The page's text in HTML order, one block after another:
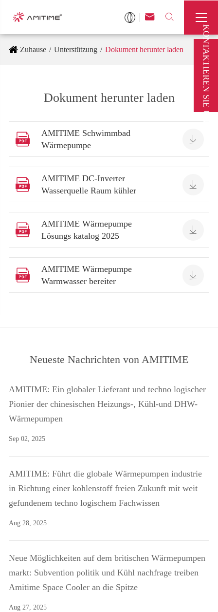
 

Zuhause Unterstützung Dokument herunter laden
Dokument herunter laden

AMITIME Schwimmbad
Wärmepumpe


AMITIME DC-Inverter
Wasserquelle Raum kühler


AMITIME Wärmepumpe
Lösungs katalog 2025


AMITIME Wärmepumpe
Warmwasser bereiter

Neueste Nachrichten von AMITIME
AMITIME: Ein globaler Lieferant und techno logischer
Pionier der chinesischen Heizungs-, Kühl-und DHW-
Wärmepumpen
Sep 02, 2025
AMITIME: Führt die globale Wärmepumpen industrie
in Richtung einer kohlenstoff freien Zukunft mit weit
gefundenem techno logischem Fachwissen
Aug 28, 2025
Neue Möglichkeiten auf dem britischen Wärmepumpen
markt: Subvention politik und Kühl nachfrage treiben
Amitime Space Cooler an die Spitze
Aug 27, 2025
KONTAKTIEREN SIE UNS